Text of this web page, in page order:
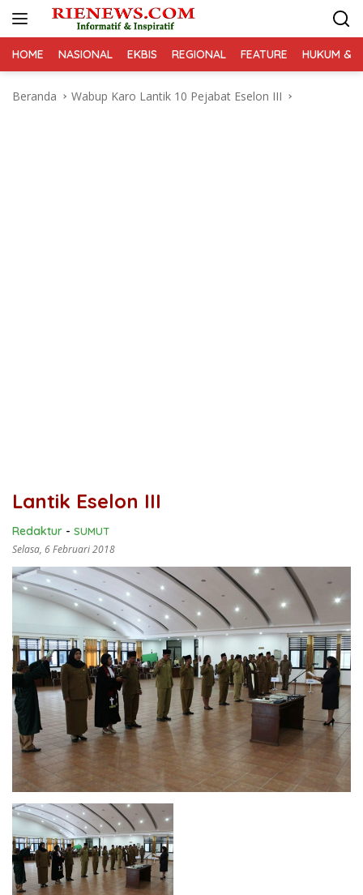
HOME NASIONAL EKBIS REGIONAL FEATURE HUKUM &
Beranda Wabup Karo Lantik 10 Pejabat Eselon III
Lantik Eselon III
Redaktur - SUMUT
Selasa, 6 Februari 2018